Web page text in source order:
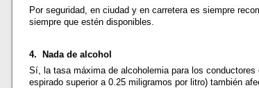
Por seguridad, en ciudad y en carretera es siempre
siempre que estén disponibles.
4. Nada de alcohol
Sí, la tasa máxima de alcoholemia para los
espirado superior a 0.25 miligramos por litro) también